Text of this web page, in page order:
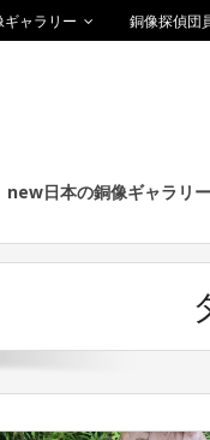
ャラリー 銅像探偵団
new日本の銅像ギャラリー